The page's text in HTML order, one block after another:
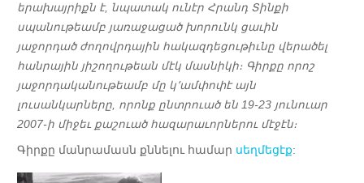
երախայրիքն է, նպատակ ունէր Հրանդ Տինքի
սպանութեամբ յառաջացած խորունկ ցաւին
յաջորդած ժողովրդային հակազդեցութիւնը վերածել
հանրային յիշողութեան մէկ մասնիկի։ Գիրքը որոշ
յաջորդականութեամբ մը կ՚ամփոփէ այն
լուսանկարները, որոնք ընտրուած են 19-23 յունուար
2007-ի միջեւ քաշուած հազարաւորներու մէջէն։
Գիրքը մանրամասն քննելու համար սեղմեցէք: